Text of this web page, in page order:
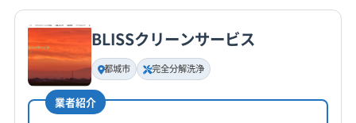
公式HP
公式サイトを見る
基本情報
代表者名
日髙浩孝
所在地
BLISSクリーンサービス
都城市 完全分解洗浄
業者紹介